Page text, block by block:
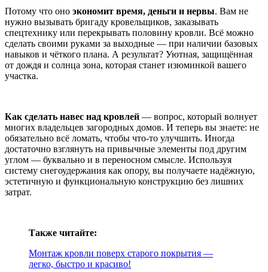
Потому что оно экономит время, деньги и нервы. Вам не
нужно вызывать бригаду кровельщиков, заказывать
спецтехнику или перекрывать половину кровли. Всё можно
сделать своими руками за выходные — при наличии базовых
навыков и чёткого плана. А результат? Уютная, защищённая
от дождя и солнца зона, которая станет изюминкой вашего
участка.
Как сделать навес над кровлей — вопрос, который волнует
многих владельцев загородных домов. И теперь вы знаете: не
обязательно всё ломать, чтобы что-то улучшить. Иногда
достаточно взглянуть на привычные элементы под другим
углом — буквально и в переносном смысле. Используя
систему снегоудержания как опору, вы получаете надёжную,
эстетичную и функциональную конструкцию без лишних
затрат.
Также читайте:
Монтаж кровли поверх старого покрытия —
легко, быстро и красиво!